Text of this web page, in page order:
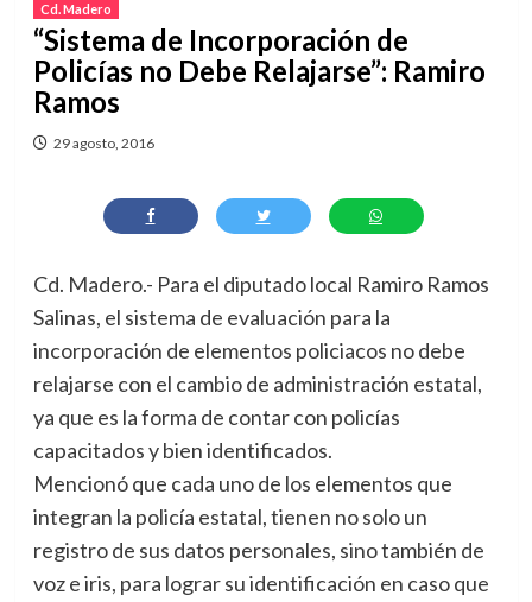
Cd. Madero
“Sistema de Incorporación de
Policías no Debe Relajarse”: Ramiro
Ramos
29 agosto, 2016
Cd. Madero.- Para el diputado local Ramiro Ramos
Salinas, el sistema de evaluación para la
incorporación de elementos policiacos no debe
relajarse con el cambio de administración estatal,
ya que es la forma de contar con policías
capacitados y bien identificados.
Mencionó que cada uno de los elementos que
integran la policía estatal, tienen no solo un
registro de sus datos personales, sino también de
voz e iris, para lograr su identificación en caso que